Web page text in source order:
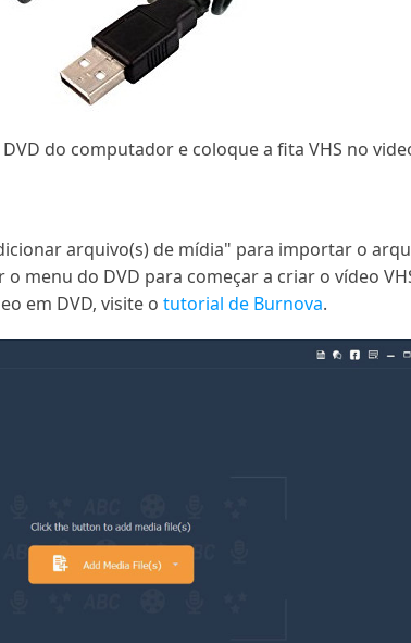
do computador e coloque a fita VHS no
arquivo(s) de mídia" para importar o
menu do DVD para começar a criar o vídeo
em DVD, visite o tutorial de Burnova.